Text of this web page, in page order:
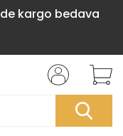
kargo bedava